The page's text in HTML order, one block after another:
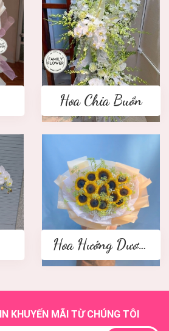
Hoa Chia Buồn
Hoa Hướng Dương
KHUYẾN MÃI TỪ CHÚNG TÔI